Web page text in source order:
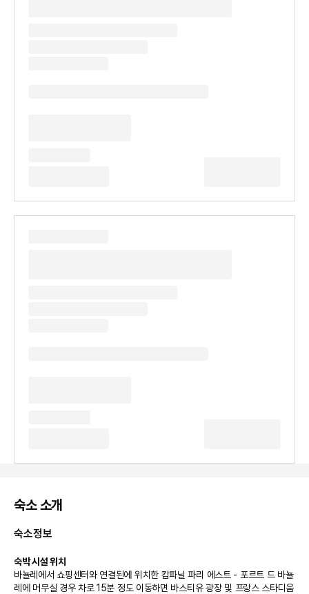
숙소 소개
숙소정보
숙박 시설 위치
바뇰레에서 쇼핑센터와 연결된에 위치한 캄파닐 파리 에스트 - 포르트 드 바뇰
레에 머무실 경우 차로 15분 정도 이동하면 바스티유 광장 및 프랑스 스타디움